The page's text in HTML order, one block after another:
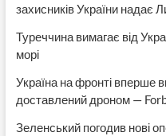
захисників України надає
Туреччина вимагає від
морі
Україна на фронті вперше
доставлений дроном —
Зеленський погодив нові